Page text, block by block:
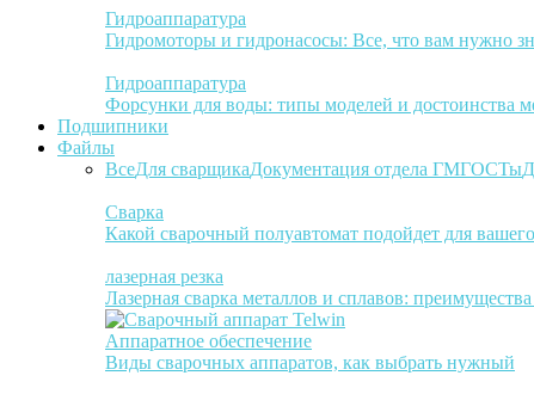
Гидроаппаратура
Гидромоторы и гидронасосы: Все, что вам нужно
Гидроаппаратура
Форсунки для воды: типы моделей и достоинства
Подшипники
Файлы
ВсеДля сварщикаДокументация отдела ГМГОСТы
Сварка
Какой сварочный полуавтомат подойдет для
лазерная резка
Лазерная сварка металлов и сплавов:
Аппаратное обеспечение
Виды сварочных аппаратов, как выбрать нужный